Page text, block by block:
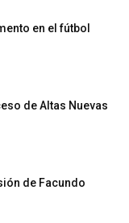
en el fútbol
de Altas Nuevas
de Facundo